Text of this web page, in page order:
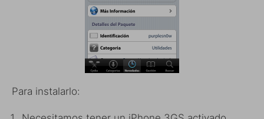
Para instalarlo: